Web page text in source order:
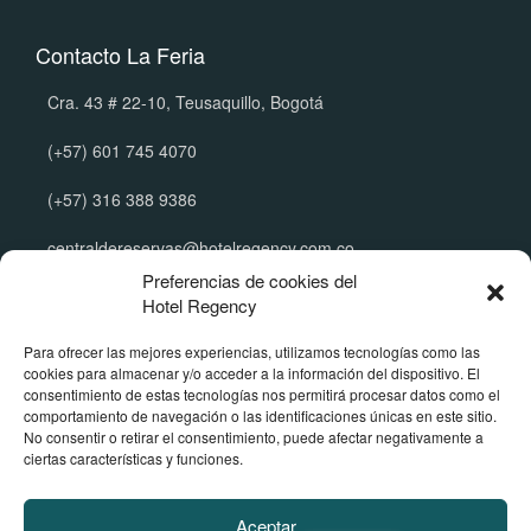
Preferencias de cookies del
Hotel Regency
Para ofrecer las mejores experiencias, utilizamos tecnologías como las
cookies para almacenar y/o acceder a la información del dispositivo. El
consentimiento de estas tecnologías nos permitirá procesar datos como el
comportamiento de navegación o las identificaciones únicas en este sitio.
No consentir o retirar el consentimiento, puede afectar negativamente a
ciertas características y funciones.
Aceptar
Contacto La Feria
Cra. 43 # 22-10, Teusaquillo, Bogotá
(+57) 601 745 4070
(+57) 316 388 9386
centraldereservas@hotelregency.com.co
Manual de tratamiento de datos
Política de reserva y cancelación
Política de menores de edad
Términos y Condiciones Publicitarias